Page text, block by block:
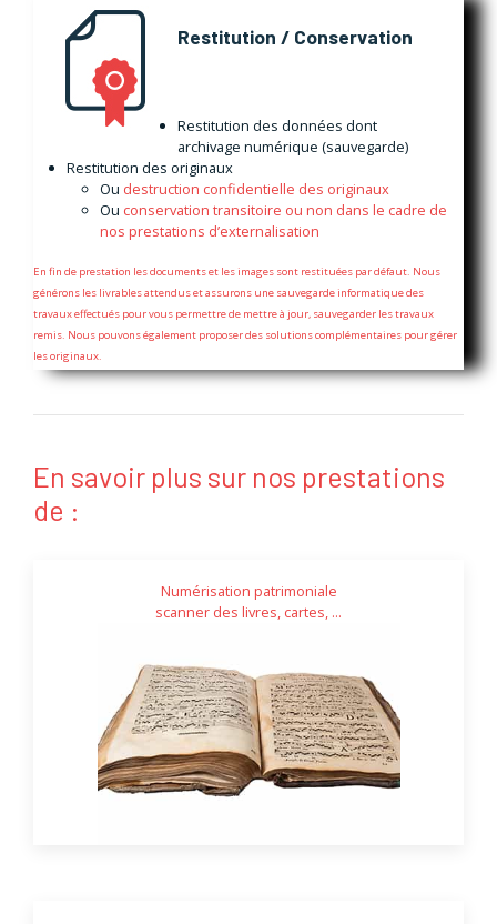
Restitution / Conservation
Restitution des données dont
archivage numérique (sauvegarde)
Restitution des originaux
Ou destruction confidentielle des originaux
Ou conservation transitoire ou non dans le cadre de
nos prestations d’externalisation
En fin de prestation les documents et les images sont restituées par défaut. Nous
générons les livrables attendus et assurons une sauvegarde informatique des
travaux effectués pour vous permettre de mettre à jour, sauvegarder les travaux
remis. Nous pouvons également proposer des solutions complémentaires pour gérer
les originaux.
En savoir plus sur nos prestations
de :
Numérisation patrimoniale
scanner des livres, cartes, ...